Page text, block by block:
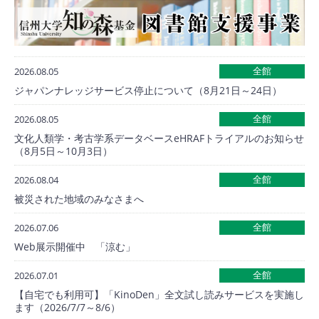
2026.08.05 全館
ジャパンナレッジサービス停止について（8月21日～24日）
2026.08.05 全館
文化人類学・考古学系データベースeHRAFトライアルのお知らせ
（8月5日～10月3日）
2026.08.04 全館
被災された地域のみなさまへ
2026.07.06 全館
Web展示開催中 「涼む」
2026.07.01 全館
【自宅でも利用可】「KinoDen」全文試し読みサービスを実施し
ます（2026/7/7～8/6）